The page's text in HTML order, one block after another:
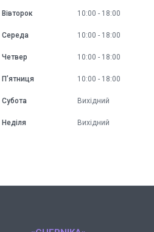
Вівторок 10:00 18:00
Середа 10:00 18:00
Четвер 10:00 18:00
Пʼятниця 10:00 18:00
Субота Вихідний
Неділя Вихідний